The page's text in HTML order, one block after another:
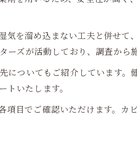
を溜め込まない工夫と併せて
ズが活動しており、調査から
ついてもご紹介しています。
いたします。
目でご確認いただけます。カ